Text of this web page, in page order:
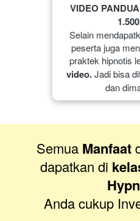
VIDEO
Selain
peserta juga
praktek hipnotis
video. Jadi bisa
dan
Semua Manfaat
dapatkan di
Anda cukup